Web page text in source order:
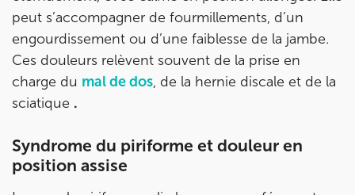
peut s’accompagner de fourmillements, d’un
engourdissement ou d’une faiblesse de la jambe.
Ces douleurs relèvent souvent de la prise en
charge du mal de dos, de la hernie discale et de la
sciatique .
Syndrome du piriforme et douleur en
position assise
Prenez RDV sur
Prenez RDV sur
IK PARIS 8 – SAINT-LAZARE
20 Rue de la Pépinière 75008 Paris
01 55 06 05 07